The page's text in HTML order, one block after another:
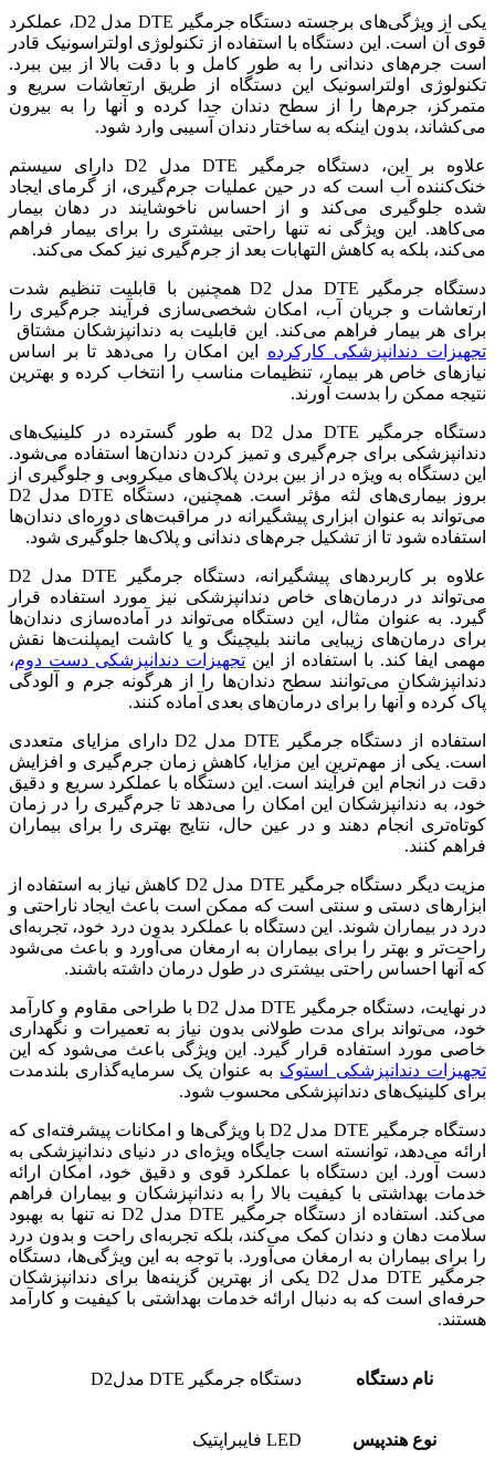
یکی از ویژگی‌های برجسته دستگاه جرمگیر DTE مدل D2، عملکرد
قوی آن است. این دستگاه با استفاده از تکنولوژی اولتراسونیک قادر
است جرم‌های دندانی را به طور کامل و با دقت بالا از بین ببرد.
تکنولوژی اولتراسونیک این دستگاه از طریق ارتعاشات سریع و
متمرکز، جرم‌ها را از سطح دندان جدا کرده و آنها را به بیرون
می‌کشاند، بدون اینکه به ساختار دندان آسیبی وارد شود.
علاوه بر این، دستگاه جرمگیر DTE مدل D2 دارای سیستم
خنک‌کننده آب است که در حین عملیات جرم‌گیری، از گرمای ایجاد
شده جلوگیری می‌کند و از احساس ناخوشایند در دهان بیمار
می‌کاهد. این ویژگی نه تنها راحتی بیشتری را برای بیمار فراهم
می‌کند، بلکه به کاهش التهابات بعد از جرم‌گیری نیز کمک می‌کند.
دستگاه جرمگیر DTE مدل D2 همچنین با قابلیت تنظیم شدت
ارتعاشات و جریان آب، امکان شخصی‌سازی فرآیند جرم‌گیری را
برای هر بیمار فراهم می‌کند. این قابلیت به دندانپزشکان مشتاق
تجهیزات دندانپزشکی کارکرده این امکان را می‌دهد تا بر اساس
نیازهای خاص هر بیمار، تنظیمات مناسب را انتخاب کرده و بهترین
نتیجه ممکن را بدست آورند.
دستگاه جرمگیر DTE مدل D2 به طور گسترده در کلینیک‌های
دندانپزشکی برای جرم‌گیری و تمیز کردن دندان‌ها استفاده می‌شود.
این دستگاه به ویژه در از بین بردن پلاک‌های میکروبی و جلوگیری از
بروز بیماری‌های لثه مؤثر است. همچنین، دستگاه DTE مدل D2
می‌تواند به عنوان ابزاری پیشگیرانه در مراقبت‌های دوره‌ای دندان‌ها
استفاده شود تا از تشکیل جرم‌های دندانی و پلاک‌ها جلوگیری شود.
علاوه بر کاربردهای پیشگیرانه، دستگاه جرمگیر DTE مدل D2
می‌تواند در درمان‌های خاص دندانپزشکی نیز مورد استفاده قرار
گیرد. به عنوان مثال، این دستگاه می‌تواند در آماده‌سازی دندان‌ها
برای درمان‌های زیبایی مانند بلیچینگ و یا کاشت ایمپلنت‌ها نقش
مهمی ایفا کند. با استفاده از این تجهیزات دندانپزشکی دست دوم،
دندانپزشکان می‌توانند سطح دندان‌ها را از هرگونه جرم و آلودگی
پاک کرده و آنها را برای درمان‌های بعدی آماده کنند.
استفاده از دستگاه جرمگیر DTE مدل D2 دارای مزایای متعددی
است. یکی از مهم‌ترین این مزایا، کاهش زمان جرم‌گیری و افزایش
دقت در انجام این فرآیند است. این دستگاه با عملکرد سریع و دقیق
خود، به دندانپزشکان این امکان را می‌دهد تا جرم‌گیری را در زمان
کوتاه‌تری انجام دهند و در عین حال، نتایج بهتری را برای بیماران
فراهم کنند.
مزیت دیگر دستگاه جرمگیر DTE مدل D2 کاهش نیاز به استفاده از
ابزارهای دستی و سنتی است که ممکن است باعث ایجاد ناراحتی و
درد در بیماران شوند. این دستگاه با عملکرد بدون درد خود، تجربه‌ای
راحت‌تر و بهتر را برای بیماران به ارمغان می‌آورد و باعث می‌شود
که آنها احساس راحتی بیشتری در طول درمان داشته باشند.
در نهایت، دستگاه جرمگیر DTE مدل D2 با طراحی مقاوم و کارآمد
خود، می‌تواند برای مدت طولانی بدون نیاز به تعمیرات و نگهداری
خاصی مورد استفاده قرار گیرد. این ویژگی باعث می‌شود که این
تجهیزات دندانپزشکی استوک به عنوان یک سرمایه‌گذاری بلندمدت
برای کلینیک‌های دندانپزشکی محسوب شود.
دستگاه جرمگیر DTE مدل D2 با ویژگی‌ها و امکانات پیشرفته‌ای که
ارائه می‌دهد، توانسته است جایگاه ویژه‌ای در دنیای دندانپزشکی به
دست آورد. این دستگاه با عملکرد قوی و دقیق خود، امکان ارائه
خدمات بهداشتی با کیفیت بالا را به دندانپزشکان و بیماران فراهم
می‌کند. استفاده از دستگاه جرمگیر DTE مدل D2 نه تنها به بهبود
سلامت دهان و دندان کمک می‌کند، بلکه تجربه‌ای راحت و بدون درد
را برای بیماران به ارمغان می‌آورد. با توجه به این ویژگی‌ها، دستگاه
جرمگیر DTE مدل D2 یکی از بهترین گزینه‌ها برای دندانپزشکان
حرفه‌ای است که به دنبال ارائه خدمات بهداشتی با کیفیت و کارآمد
هستند.
نام دستگاه دستگاه جرمگیر DTE مدلD2
نوع هندپیس LED فایبراپتیک